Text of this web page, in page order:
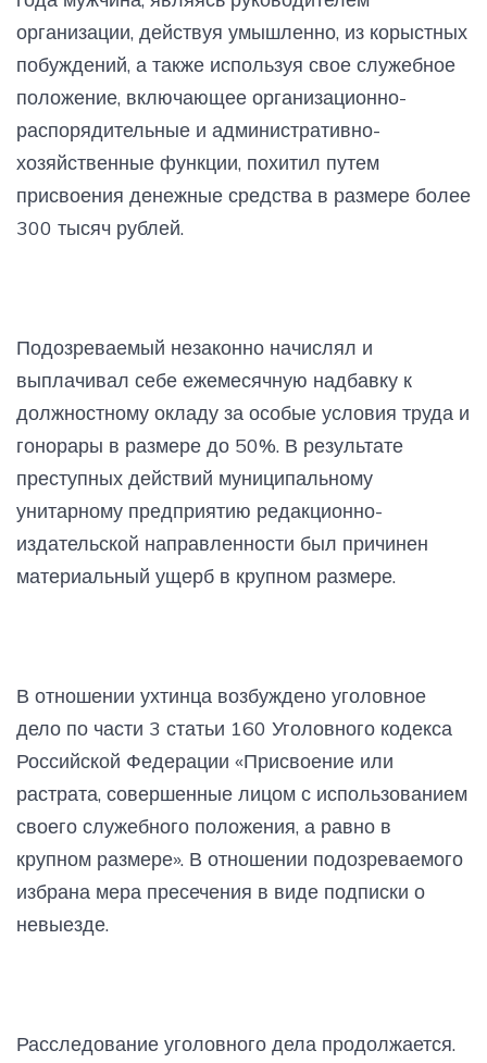
организации, действуя умышленно, из корыстных
побуждений, а также используя свое служебное
положение, включающее организационно-
распорядительные и административно-
хозяйственные функции, похитил путем
присвоения денежные средства в размере более
300 тысяч рублей.
Подозреваемый незаконно начислял и
выплачивал себе ежемесячную надбавку к
должностному окладу за особые условия труда и
гонорары в размере до 50%. В результате
преступных действий муниципальному
унитарному предприятию редакционно-
издательской направленности был причинен
материальный ущерб в крупном размере.
В отношении ухтинца возбуждено уголовное
дело по части 3 статьи 160 Уголовного кодекса
Российской Федерации «Присвоение или
растрата, совершенные лицом с использованием
своего служебного положения, а равно в
крупном размере». В отношении подозреваемого
избрана мера пресечения в виде подписки о
невыезде.
Расследование уголовного дела продолжается.